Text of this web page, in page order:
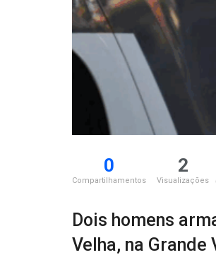
0
Compartilhamentos
2
Visualizações
Dois homens
Velha, na Grande